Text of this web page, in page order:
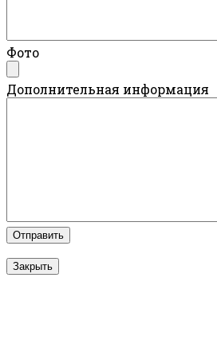
Фото
Дополнительная информация
Закрыть